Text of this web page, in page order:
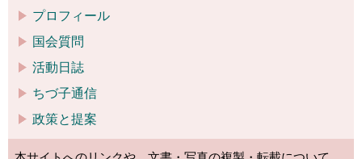
プロフィール
国会質問
活動日誌
ちづ子通信
政策と提案